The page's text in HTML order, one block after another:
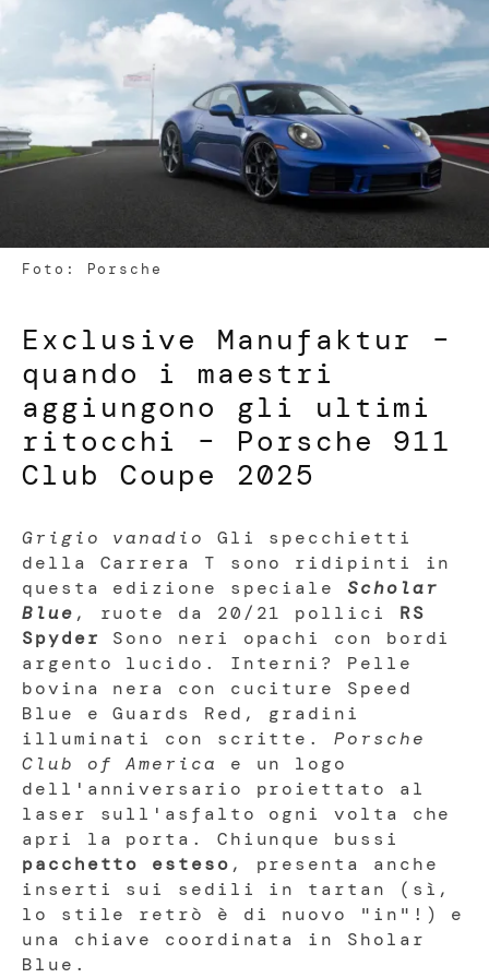
Foto: Porsche
Exclusive Manufaktur –
quando i maestri
aggiungono gli ultimi
ritocchi – Porsche 911
Club Coupe 2025
Grigio vanadio
Gli specchietti
della Carrera T sono ridipinti in
questa edizione speciale Scholar
Blue , ruote da 20/21 pollici RS
Spyder
Sono neri opachi con bordi
argento lucido. Interni? Pelle
bovina nera con cuciture Speed
Blue e Guards Red, gradini
illuminati con scritte.Porsche
Club of America
e un logo
dell'anniversario proiettato al
laser sull'asfalto ogni volta che
apri la porta. Chiunque bussi
pacchetto esteso , presenta anche
inserti sui sedili in tartan (sì,
lo stile retrò è di nuovo "in"!) e
una chiave coordinata in Sholar
Blue.